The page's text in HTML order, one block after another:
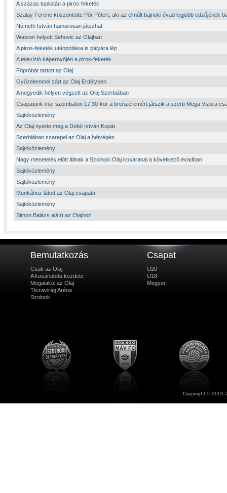
A százas toplistán a piros-feketék
Szalay Ferenc köszöntötte Pór Pétert, aki az elmúlt bajnoki évad legjobb edzőjének
Németh István hamarosan játszhat
Watson helyett Sehovic az Olajban
A piros-feketék utánpótlása is pályára lép
A televízió képernyőjén a piros-feketék
Főpróbát tartott az Olaj
Győzelemmel zárt az Olaj Erdélyben
A negyedik helyen végzett az Olaj Szerbiában
Csapatunk ma, szombaton 17:30-kor a bronzéremért játszik a szerb Mega Vizura
Sajtóközlemény
Az Olaj nyerte meg a Dobó István Kupát
Szerbiában szerepel az Olaj a hétvégén
Sajtóközlemény
Nagy menetelés előtt állnak a Szolnoki Olaj kosarasai a következő évadban
Sajtóközlemény
Sajtóközlemény
Munkához látott az Olaj csapata
Sajtóközlemény
Simon Balázs aláírt az Olajhoz
Bemutatkozás
Csak az Olaj
A kosárlabda kezdete
Megalakul az Olaj
Tiszavirág Aréna
Szolnok
Csapat
U20
U18
Megyei
Copyright ©